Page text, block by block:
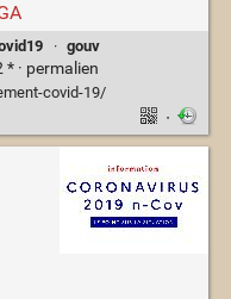
· gouv
· permalien
covid-19/
·